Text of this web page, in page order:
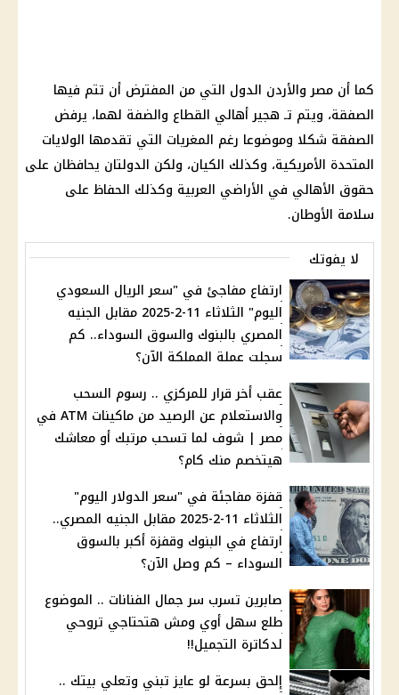
كما أن مصر والأردن الدول التي من المفترض أن تتم فيها
الصفقة، ويتم تـ هجير أهالي القطاع والضفة لهما، يرفض
الصفقة شكلا وموضوعا رغم المغريات التي تقدمها الولايات
المتحدة الأمريكية، وكذلك الكيان، ولكن الدولتان يحافظان على
حقوق الأهالي في الأراضي العربية وكذلك الحفاظ على
سلامة الأوطان.
لا يفوتك
ارتفاع مفاجئ في "سعر الريال السعودي
اليوم" الثلاثاء 11-2-2025 مقابل الجنيه
المصري بالبنوك والسوق السوداء.. كم
سجلت عملة المملكة الآن؟
عقب أخر قرار للمركزي .. رسوم السحب
والاستعلام عن الرصيد من ماكينات ATM في
مصر | شوف لما تسحب مرتبك أو معاشك
هيتخصم منك كام؟
قفزة مفاجئة في "سعر الدولار اليوم"
الثلاثاء 11-2-2025 مقابل الجنيه المصري..
ارتفاع في البنوك وقفزة أكبر بالسوق
السوداء – كم وصل الآن؟
صابرين تسرب سر جمال الفنانات .. الموضوع
طلع سهل أوي ومش هتحتاجي تروحي
لدكاترة التجميل!!
إلحق بسرعة لو عايز تبني وتعلي بيتك ..